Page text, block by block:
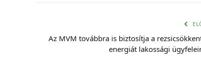
Az MVM továbbra is biztosítja a
energiát lakossági